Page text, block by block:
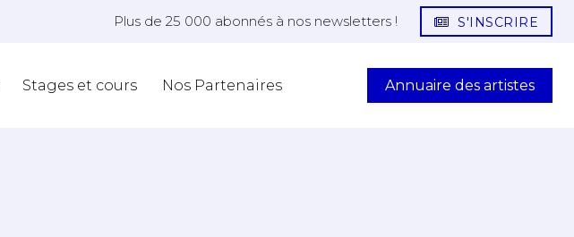
Plus de 25 000 abonnés à nos newsletters ! S'INSCRIRE
Stages et cours Nos Partenaires Annuaire des artistes